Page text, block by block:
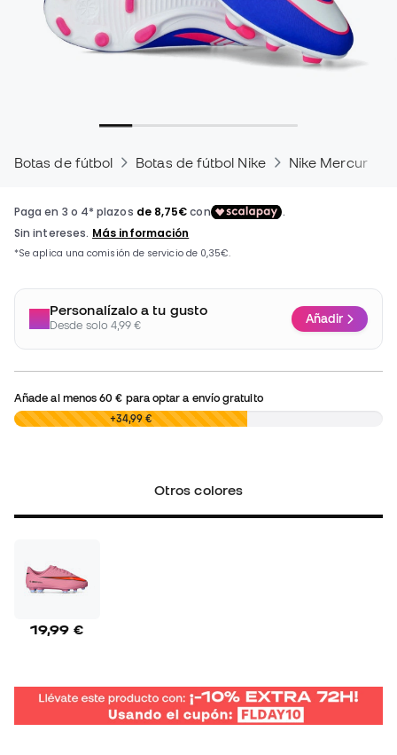
Botas de fútbol Botas de fútbol Nike Nike Mercurial
Personalízalo a tu gusto
Desde solo 4,99 € Añadir
Añade al menos60 € para optar a envío gratuito
0,00 € +34,99 €
Otros colores
19,99 €